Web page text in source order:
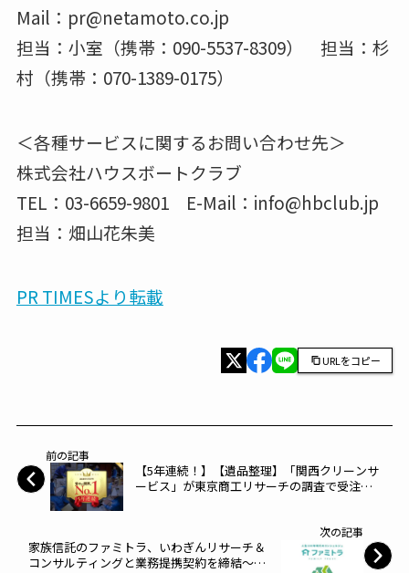
Mail：pr@netamoto.co.jp
担当：小室（携帯：090-5537-8309） 担当：杉
村（携帯：070-1389-0175）
＜各種サービスに関するお問い合わせ先＞
株式会社ハウスボートクラブ
TEL：03-6659-9801 E-Mail：info@hbclub.jp
担当：畑山花朱美
PR TIMESより転載
URLをコピー
前の記事
【5年連続！】【遺品整理】「関西クリーンサ
ービス」が東京商工リサーチの調査で受注件
次の記事
家族信託のファミトラ、いわぎんリサーチ＆
コンサルティングと業務提携契約を締結～フ